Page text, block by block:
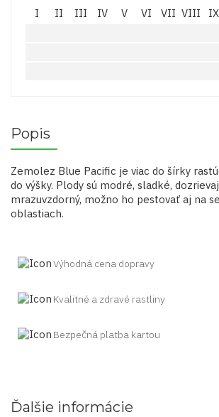
I II III IV V VI VII VIII IX
Popis
Zemolez Blue Pacific je viac do šírky
do výšky. Plody sú modré, sladké,
mrazuvzdorný, možno ho pestovať aj na
oblastiach.
Výhodná cena dopravy
Kvalitné a zdravé rastliny
Bezpečná platba kartou
Ďalšie informácie